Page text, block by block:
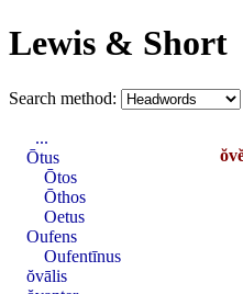
Lewis & Short
Search method:
...
Ōtus
Ōtos
Ōthos
Oetus
Oufens
Oufentīnus
ŏvālis